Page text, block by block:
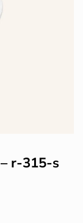
r-315-s